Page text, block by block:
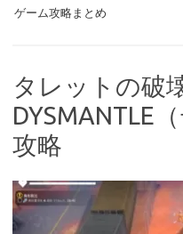
ゲーム攻略まとめ
タレットの破
DYSMANTLE
攻略